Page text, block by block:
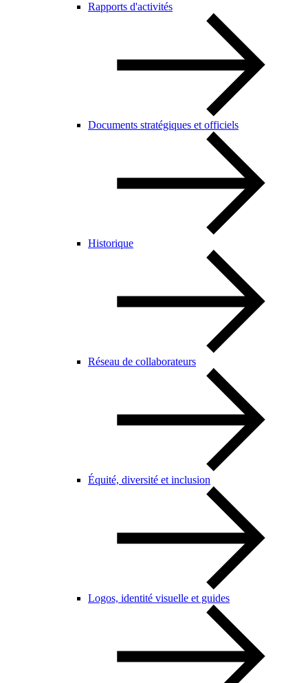
Rapports d'activités
Documents stratégiques et officiels
Historique
Réseau de collaborateurs
Équité, diversité et inclusion
Logos, identité visuelle et guides